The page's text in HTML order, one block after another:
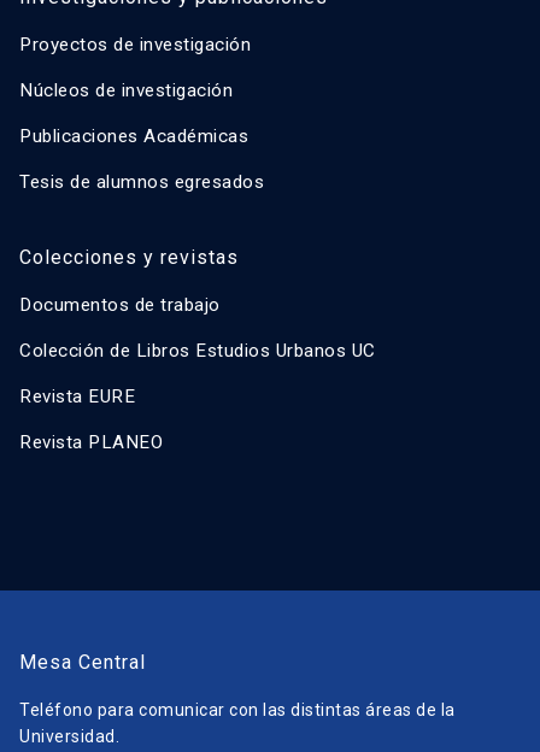
Proyectos de investigación
Núcleos de investigación
Publicaciones Académicas
Tesis de alumnos egresados
Colecciones y revistas
Documentos de trabajo
Colección de Libros Estudios Urbanos UC
Revista EURE
Revista PLANEO
Mesa Central
Teléfono para comunicar con las distintas áreas de la
Universidad.